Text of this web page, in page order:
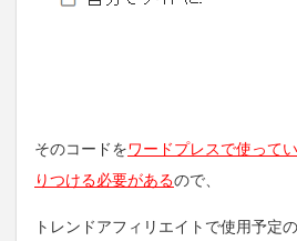
そのコードをワードプレスで使って
りつける必要があるので、
トレンドアフィリエイトで使用予定